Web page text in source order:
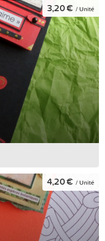
3,20 € / Unité
4,20 € / Unité